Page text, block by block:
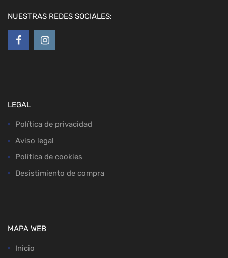
NUESTRAS REDES SOCIALES:
LEGAL
Política de privacidad
Aviso legal
Política de cookies
Desistimiento de compra
MAPA WEB
Inicio